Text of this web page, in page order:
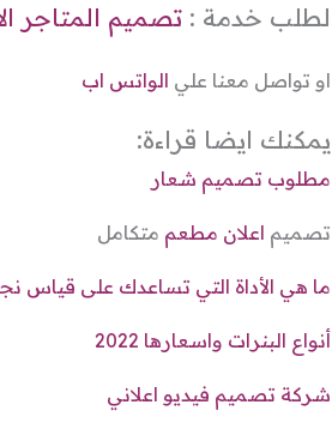
لطلب خدمة : تصميم المتاجر
او تواصل معنا علي الواتس اب
يمكنك ايضا قراءة:
مطلوب تصميم شعار
تصميم اعلان مطعم متكامل
ما هي الأداة التي تساعدك على قياس
أنواع البنرات واسعارها 2022
شركة تصميم فيديو اعلاني